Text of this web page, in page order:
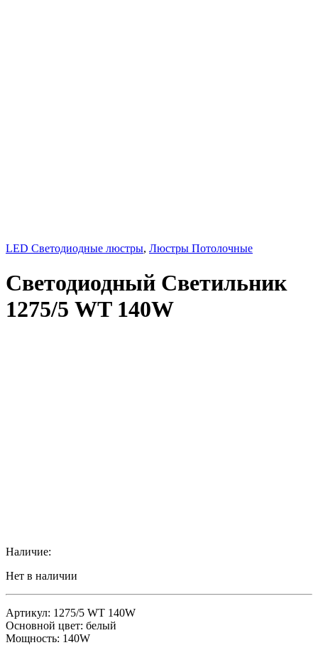
LED Светодиодные люстры, Люстры Потолочные
Светодиодный Светильник
1275/5 WT 140W
Наличие:
Нет в наличии
Артикул: 1275/5 WT 140W
Основной цвет: белый
Мощность: 140W